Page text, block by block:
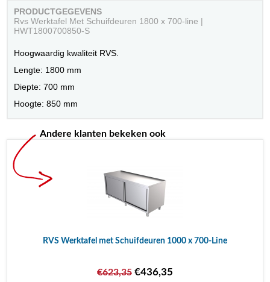
PRODUCTGEGEVENS
Rvs Werktafel Met Schuifdeuren 1800 x 700-line |
HWT1800700850-S
Hoogwaardig kwaliteit RVS.
Lengte: 1800 mm
Diepte: 700 mm
Hoogte: 850 mm
Andere klanten bekeken ook
RVS Werktafel met Schuifdeuren 1000 x 700-Line
€623,35 €436,35